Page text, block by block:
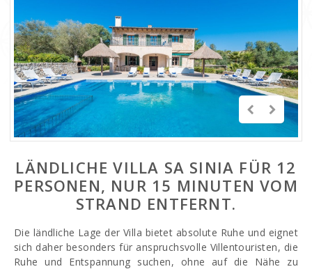
LÄNDLICHE VILLA SA SINIA FÜR 12
PERSONEN, NUR 15 MINUTEN VOM
STRAND ENTFERNT.
Die ländliche Lage der Villa bietet absolute Ruhe und eignet
sich daher besonders für anspruchsvolle Villentouristen, die
Ruhe und Entspannung suchen, ohne auf die Nähe zu